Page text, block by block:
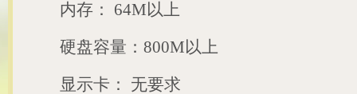
内存： 64M以上
硬盘容量：800M以上
显示卡： 无要求